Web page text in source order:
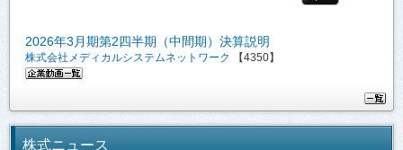
2026年3月期第2四半期（中間期）決算説明
株式会社メディカルシステムネットワーク 【4350】
株式ニュース